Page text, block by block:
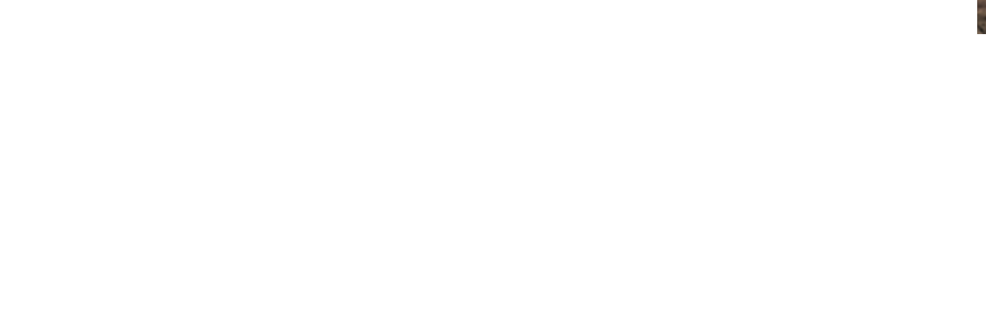
Mit dem Einsatz sammeln wir weitere operative Erfahrungen für die schrittweise Elektrifizierung definierter Verkehre in unserem